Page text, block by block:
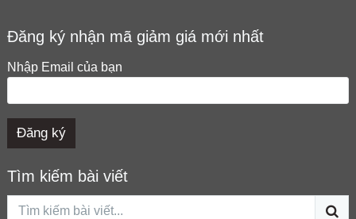
Đăng ký nhận mã giảm giá mới nhất
Nhập Email của bạn
Tìm kiếm bài viết